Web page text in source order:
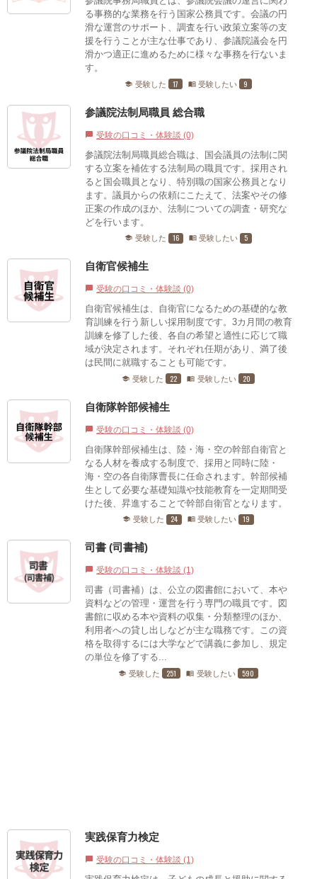
る事務的な業務を行う国家公務員です。会議の円
滑な運営のサポート、調査を行い政策立案等の支
援を行うことが主な仕事であり、参議院議会を円
滑かつ適正に進めるために様々な事務を行ないま
す。
school 受験した 17 menu_book 受験したい 9
参議院法制局職員 総合職
chat_bubble 受験の口コミ・体験談 (0)
参議院法制局職員総合職は、国会議員の法制に関
する立案を補佐する法制局の職員です。採用され
ると国会職員となり、特別職の国家公務員となり
ます。議員からの依頼にこたえて、法案やその修
正案の作成のほか、法制についての調査・研究な
どを行います。
school 受験した 16 menu_book 受験したい 5
自衛官候補生
chat_bubble 受験の口コミ・体験談 (0)
自衛官候補生は、自衛官になるための基礎的な教
育訓練を行う新しい採用制度です。3カ月間の教育
訓練を修了した後、各自の希望と適性に応じて職
域が決定されます。それぞれ任期があり、満了後
は民間に就職することも可能です。
school 受験した 22 menu_book 受験したい 20
自衛隊幹部候補生
chat_bubble 受験の口コミ・体験談 (0)
自衛隊幹部候補生は、陸・海・空の幹部自衛官と
なる人材を養成する制度で、採用と同時に陸・
海・空の各自衛隊曹長に任命されます。幹部候補
生として必要な基礎知識や技能教育を一定期間受
けた後、昇進することで幹部自衛官となります。
school 受験した 24 menu_book 受験したい 19
司書 (司書補)
chat_bubble 受験の口コミ・体験談 (1)
司書（司書補）は、公立の図書館において、本や
資料などの管理・運営を行う専門の職員です。図
書館に収める本や資料の収集・分類整理のほか、
利用者への貸し出しなどが主な職務です。この資
格を取得するには大学などで講義に参加し、規定
の単位を修了する...
school 受験した 251 menu_book 受験したい 590
実践保育力検定
chat_bubble 受験の口コミ・体験談 (1)